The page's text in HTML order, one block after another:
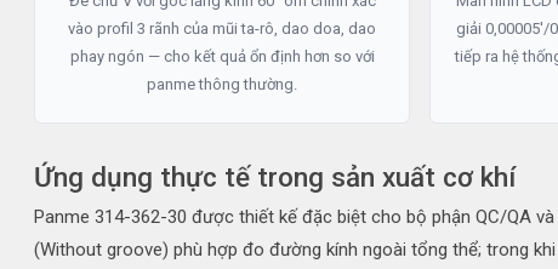
vào profil 3 rãnh của mũi ta-rô, dao doa, dao
phay ngón — cho kết quả ổn định hơn so với
panme thông thường.
giải 0,00005'/
tiếp ra hệ
Ứng dụng thực tế trong sản xuất cơ khí
Panme 314-362-30 được thiết kế đặc biệt cho bộ phận QC/QA
(Without groove) phù hợp đo đường kính ngoài tổng thể; trong